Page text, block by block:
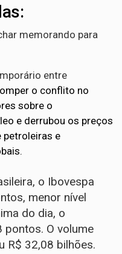
memorando para
entre
o conflito no
sobre o
e derrubou os preços
petroleiras e
o Ibovespa
menor nível
do dia, o
pontos. O volume
R$ 32,08 bilhões.